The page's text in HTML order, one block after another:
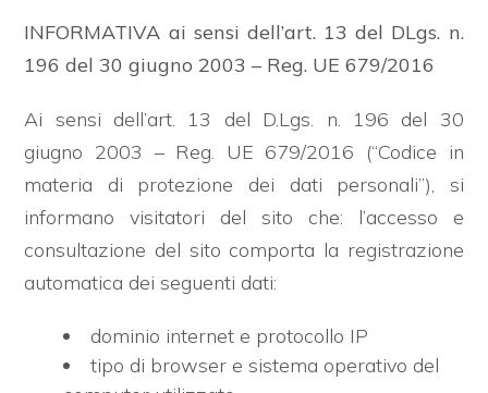
INFORMATIVA ai sensi dell’art. 13 del DLgs. n.
196 del 30 giugno 2003 – Reg. UE 679/2016
Ai sensi dell’art. 13 del D.Lgs. n. 196 del 30
giugno 2003 – Reg. UE 679/2016 (“Codice in
materia di protezione dei dati personali”), si
informano visitatori del sito che: l’accesso e
consultazione del sito comporta la registrazione
automatica dei seguenti dati:
dominio internet e protocollo IP
tipo di browser e sistema operativo del
CONTATTI
Vendita
Affitto
Scegli
dove
cercare
Comune